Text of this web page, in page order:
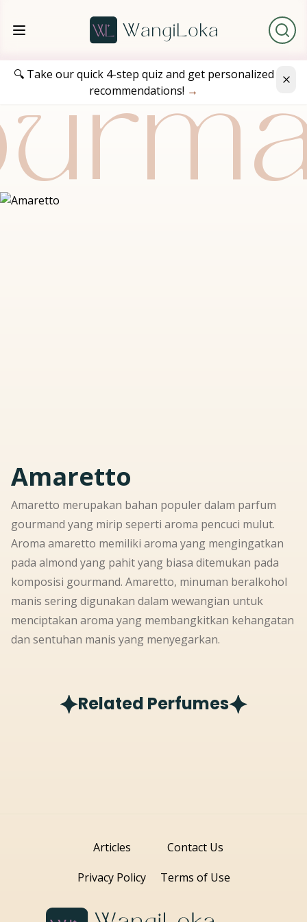
🔍 Take our quick 4-step quiz and get personalized
recommendations! →
Amaretto
Amaretto merupakan bahan populer dalam parfum
gourmand yang mirip seperti aroma pencuci mulut.
Aroma amaretto memiliki aroma yang mengingatkan
pada almond yang pahit yang biasa ditemukan pada
komposisi gourmand. Amaretto, minuman beralkohol
manis sering digunakan dalam wewangian untuk
menciptakan aroma yang membangkitkan kehangatan
dan sentuhan manis yang menyegarkan.
Related Perfumes
Articles
Contact Us
Privacy Policy
Terms of Use